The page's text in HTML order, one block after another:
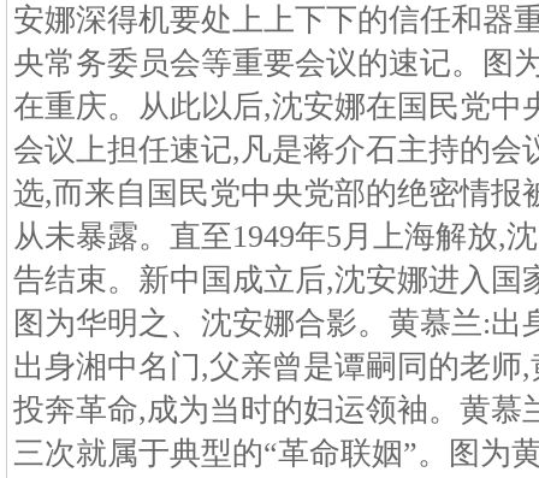
安娜深得机要处上上下下的信任和器
央常务委员会等重要会议的速记。图
在重庆。从此以后,沈安娜在国民党中
会议上担任速记,凡是蒋介石主持的会
选,而来自国民党中央党部的绝密情报
从未暴露。直至1949年5月上海解放,
告结束。新中国成立后,沈安娜进入国
图为华明之、沈安娜合影。黄慕兰:
出身湘中名门,父亲曾是谭嗣同的老师
投奔革命,成为当时的妇运领袖。黄慕
三次就属于典型的“革命联姻”。图为